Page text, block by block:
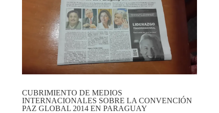
CUBRIMIENTO DE MEDIOS
INTERNACIONALES SOBRE LA CONVENCIÓN
PAZ GLOBAL 2014 EN PARAGUAY